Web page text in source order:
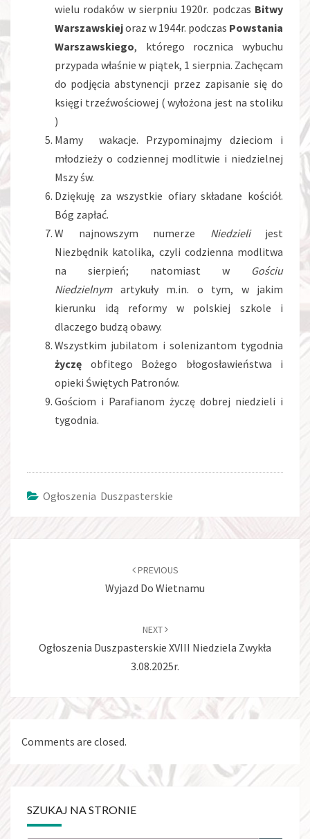
wielu rodaków w sierpniu 1920r. podczas Bitwy
Warszawskiejoraz w 1944r. podczas Powstania
Warszawskiego, którego rocznica wybuchu
przypada właśnie w piątek, 1 sierpnia. Zachęcam
do podjęcia abstynencji przez zapisanie się do
księgi trzeźwościowej ( wyłożona jest na stoliku
)
Mamy wakacje. Przypominajmy dzieciom i
młodzieży o codziennej modlitwie i niedzielnej
Mszy św.
Dziękuję za wszystkie ofiary składane kościół.
Bóg zapłać.
W najnowszym numerze Niedzielijest
Niezbędnik katolika, czyli codzienna modlitwa
na sierpień; natomiast w Gościu
Niedzielnymartykuły m.in. o tym, w jakim
kierunku idą reformy w polskiej szkole i
dlaczego budzą obawy.
Wszystkim jubilatom i solenizantom tygodnia
życzę obfitego Bożego błogosławieństwa i
opieki Świętych Patronów.
Gościom i Parafianom życzę dobrej niedzieli i
tygodnia.
Ogłoszenia Duszpasterskie
PREVIOUS
Wyjazd Do Wietnamu
NEXT
Ogłoszenia Duszpasterskie XVIII Niedziela Zwykła
3.08.2025r.
Comments are closed.
SZUKAJ NA STRONIE